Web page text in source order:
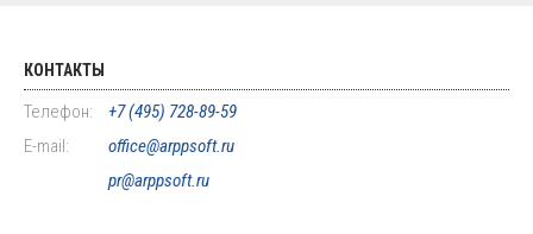
КОНТАКТЫ
Телефон:
+7 (495) 728-89-59
E-mail:
office@arppsoft.ru
pr@arppsoft.ru